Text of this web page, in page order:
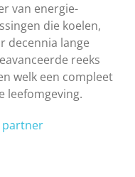
van energie-
die koelen,
decennia lange
reeks
welk een compleet
leefomgeving.
partner